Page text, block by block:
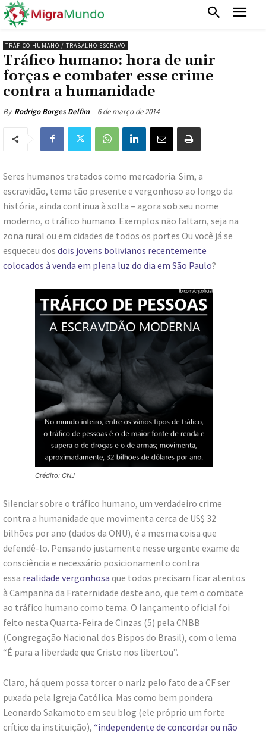
TRÁFICO HUMANO / TRABALHO ESCRAVO
Tráfico humano: hora de unir
forças e combater esse crime
contra a humanidade
By Rodrigo Borges Delfim 6 de março de 2014
Seres humanos tratados como mercadoria. Sim, a
escravidão, tema tão presente e vergonhoso ao longo da
história, ainda continua à solta – agora sob seu nome
moderno, o tráfico humano. Exemplos não faltam, seja na
zona rural ou em cidades de todos os portes Ou você já se
esqueceu dos dois jovens bolivianos recentemente
colocados à venda em plena luz do dia em São Paulo?
Crédito: CNJ
Silenciar sobre o tráfico humano, um verdadeiro crime
contra a humanidade que movimenta cerca de US$ 32
bilhões por ano (dados da ONU), é a mesma coisa que
defendê-lo. Pensando justamente nesse urgente exame de
consciência e necessário posicionamento contra
essa realidade vergonhosa que todos precisam ficar atentos
à Campanha da Fraternidade deste ano, que tem o combate
ao tráfico humano como tema. O lançamento oficial foi
feito nesta Quarta-Feira de Cinzas (5) pela CNBB
(Congregação Nacional dos Bispos do Brasil), com o lema
“É para a liberdade que Cristo nos libertou”.
Claro, há quem possa torcer o nariz pelo fato de a CF ser
puxada pela Igreja Católica. Mas como bem pondera
Leonardo Sakamoto em seu blog (ele próprio um forte
crítico da instituição), “independente de concordar ou não